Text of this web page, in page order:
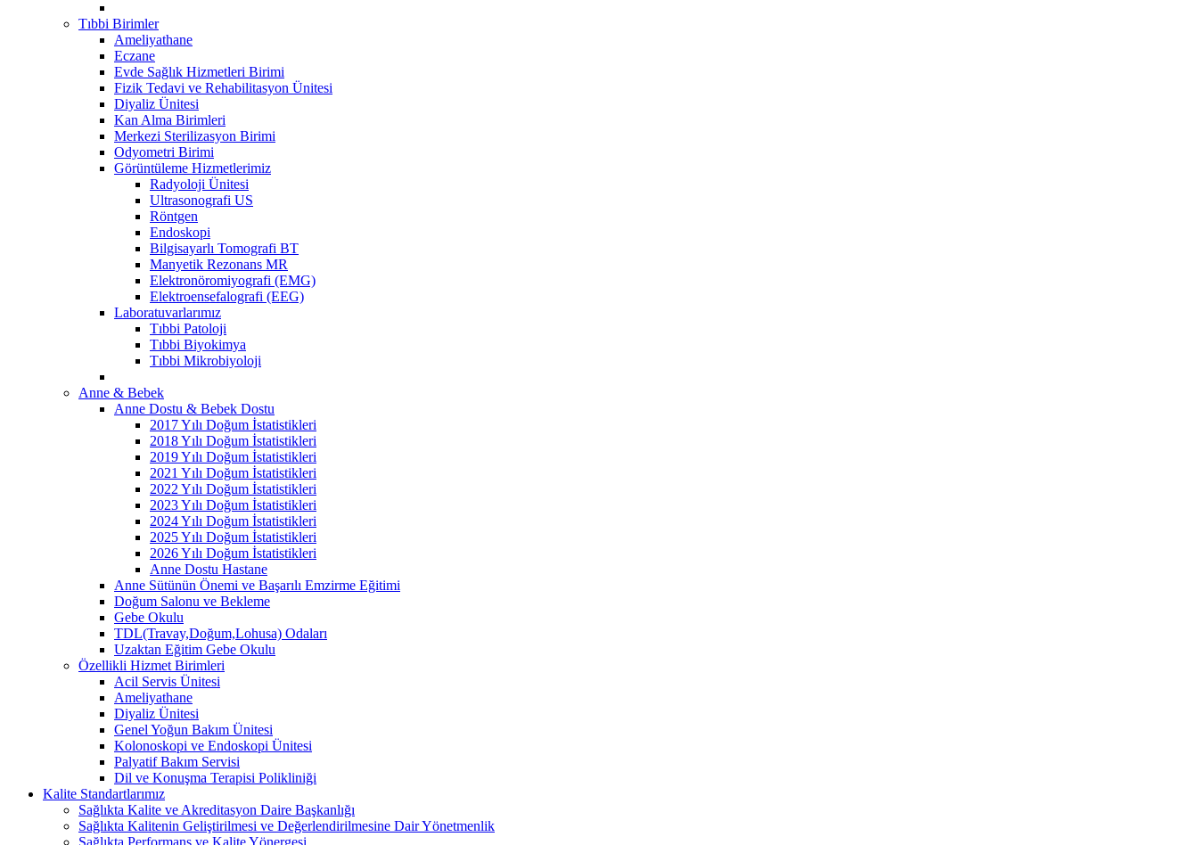
Tıbbi Birimler
Ameliyathane
Eczane
Evde Sağlık Hizmetleri Birimi
Fizik Tedavi ve Rehabilitasyon Ünitesi
Diyaliz Ünitesi
Kan Alma Birimleri
Merkezi Sterilizasyon Birimi
Odyometri Birimi
Görüntüleme Hizmetlerimiz
Radyoloji Ünitesi
Ultrasonografi US
Röntgen
Endoskopi
Bilgisayarlı Tomografi BT
Manyetik Rezonans MR
Elektronöromiyografi (EMG)
Elektroensefalografi (EEG)
Laboratuvarlarımız
Tıbbi Patoloji
Tıbbi Biyokimya
Tıbbi Mikrobiyoloji
Anne & Bebek
Anne Dostu & Bebek Dostu
2017 Yılı Doğum İstatistikleri
2018 Yılı Doğum İstatistikleri
2019 Yılı Doğum İstatistikleri
2021 Yılı Doğum İstatistikleri
2022 Yılı Doğum İstatistikleri
2023 Yılı Doğum İstatistikleri
2024 Yılı Doğum İstatistikleri
2025 Yılı Doğum İstatistikleri
2026 Yılı Doğum İstatistikleri
Anne Dostu Hastane
Anne Sütünün Önemi ve Başarılı Emzirme Eğitimi
Doğum Salonu ve Bekleme
Gebe Okulu
TDL(Travay,Doğum,Lohusa) Odaları
Uzaktan Eğitim Gebe Okulu
Özellikli Hizmet Birimleri
Acil Servis Ünitesi
Ameliyathane
Diyaliz Ünitesi
Genel Yoğun Bakım Ünitesi
Kolonoskopi ve Endoskopi Ünitesi
Palyatif Bakım Servisi
Dil ve Konuşma Terapisi Polikliniği
Kalite Standartlarımız
Sağlıkta Kalite ve Akreditasyon Daire Başkanlığı
Sağlıkta Kalitenin Geliştirilmesi ve Değerlendirilmesine Dair Yönetmenlik
Sağlıkta Performans ve Kalite Yönergesi